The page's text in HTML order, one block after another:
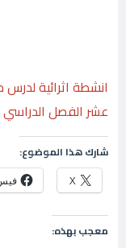
انشطة اثرائية
عشر الفصل الدراسي
شارك هذا الموضوع:
X
معجب بهذه: